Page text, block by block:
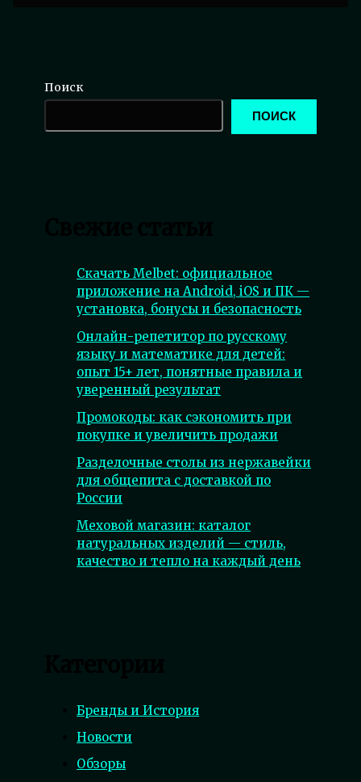
Поиск
ПОИСК
Скачать Melbet: официальное
приложение на Android, iOS и ПК —
установка, бонусы и безопасность
Онлайн-репетитор по русскому
языку и математике для детей:
опыт 15+ лет, понятные правила и
уверенный результат
Промокоды: как сэкономить при
покупке и увеличить продажи
Разделочные столы из нержавейки
для общепита с доставкой по
России
Меховой магазин: каталог
натуральных изделий — стиль,
качество и тепло на каждый день
Бренды и История
Новости
Обзоры